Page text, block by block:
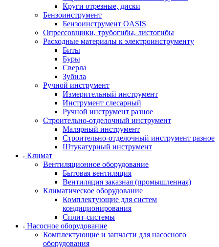
Круги отрезные, диски
Бензоинструмент
Бензоинструмент OASIS
Опрессовщики, трубогибы, листогибы
Расходные материалы к электроинструменту
Биты
Буры
Сверла
Зубила
Ручной инструмент
Измерительный инструмент
Инструмент слесарный
Ручной инструмент разное
Строительно-отделочный инструмент
Малярный инструмент
Строительно-отделочный инструмент разное
Штукатурный инструмент
Климат
Вентиляционное оборудование
Бытовая вентиляция
Вентиляция заказная (промышленная)
Климатическое оборудование
Комплектующие для систем
кондиционирования
Сплит-системы
Насосное оборудование
Комплектующие и запчасти для насосного
оборудования